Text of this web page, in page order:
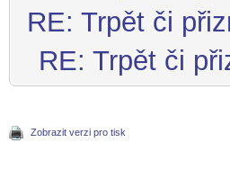
RE: Trpět či
RE: Trpět či
Zobrazit verzi pro tisk